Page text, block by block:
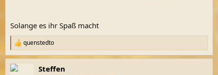
Solange es ihr Spaß macht
R
e
a
k
quenstedto
Steffen